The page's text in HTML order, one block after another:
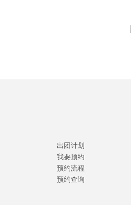
出团计划
我要预约
预约流程
预约查询